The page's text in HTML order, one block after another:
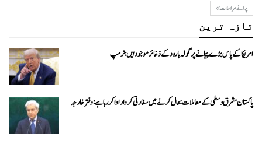
پرانے مراسلات
تازہ ترین
امریکا کے پاس بڑے پیمانے پر گولہ بارود کے ذخائر موجود ہیں: ٹرمپ
پاکستان مشرق وسطی کے معاملات بحال کرنے میں سفارتی کردار ادا کررہا ہے: دفتر خارجہ